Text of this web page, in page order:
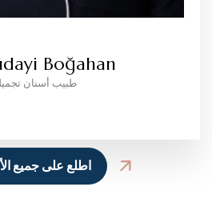
Boğahan
طبيب أسنان
اطلع على جميع